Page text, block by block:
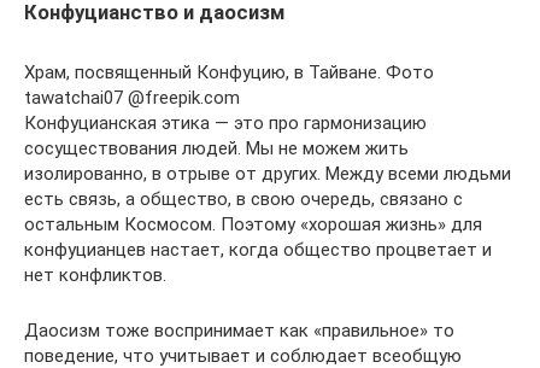
Конфуцианство и даосизм
Храм, посвященный Конфуцию, в Тайване. Фото
tawatchai07 @freepik.com
Конфуцианская этика — это про гармонизацию
сосуществования людей. Мы не можем жить
изолированно, в отрыве от других. Между всеми людьми
есть связь, а общество, в свою очередь, связано с
остальным Космосом. Поэтому «хорошая жизнь» для
конфуцианцев настает, когда общество процветает и
нет конфликтов.
Даосизм тоже воспринимает как «правильное» то
поведение, что учитывает и соблюдает всеобщую